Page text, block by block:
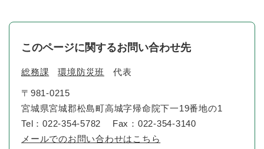
このページに関するお問い合わせ先
総務課 環境防災班 代表
〒981-0215
宮城県宮城郡松島町高城字帰命院下一19番地の1
Tel：022-354-5782
Fax：022-354-3140
メールでのお問い合わせはこちら